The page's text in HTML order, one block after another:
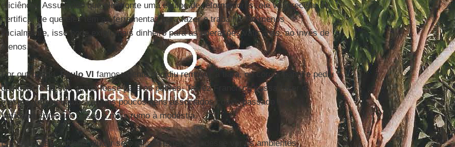
eficiência. Assumindo que ele monte uma equipe de reformadores, ele vai precisar se
certificar de que eles têm as ferramentas para fazer o trabalho. Ao menos
inicialmente, isso pode exigir mais dinheiro para as operações vaticanas, ao invés de
menos.
Por outro lado,Paulo VI famosamente decidiu remover a tiara, ou coroa, papal e pediu
que o lucro da sua venda fosse para os pobres. Talvez Francisco possa fazer o
mesmo, renunciando a alguns poucos itens associados com o passado real do
Vaticanocomo um passo a mais rumo à modéstia.
Em todo caso, poderia ajudar se o mundo exterior pudesse ver os ambientes